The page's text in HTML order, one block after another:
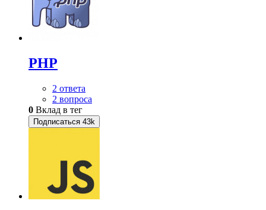
PHP
2 ответа
2 вопроса
0 Вклад в тег
Подписаться 43k